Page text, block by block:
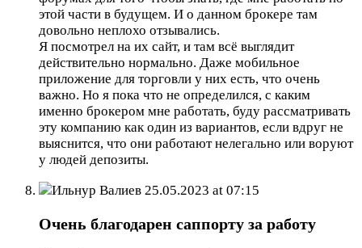
этой части в будущем. И о данном брокере там
довольно неплохо отзывались.
Я посмотрел на их сайт, и там всё выглядит
действительно нормально. Даже мобильное
приложение для торговли у них есть, что очень
важно. Но я пока что не определился, с каким
именно брокером мне работать, буду рассматривать
эту компанию как один из вариантов, если вдруг не
выяснится, что они работают нелегально или воруют
у людей депозиты.
Ильнур Валиев 25.05.2023 at 07:15
Очень благодарен саппорту за работу